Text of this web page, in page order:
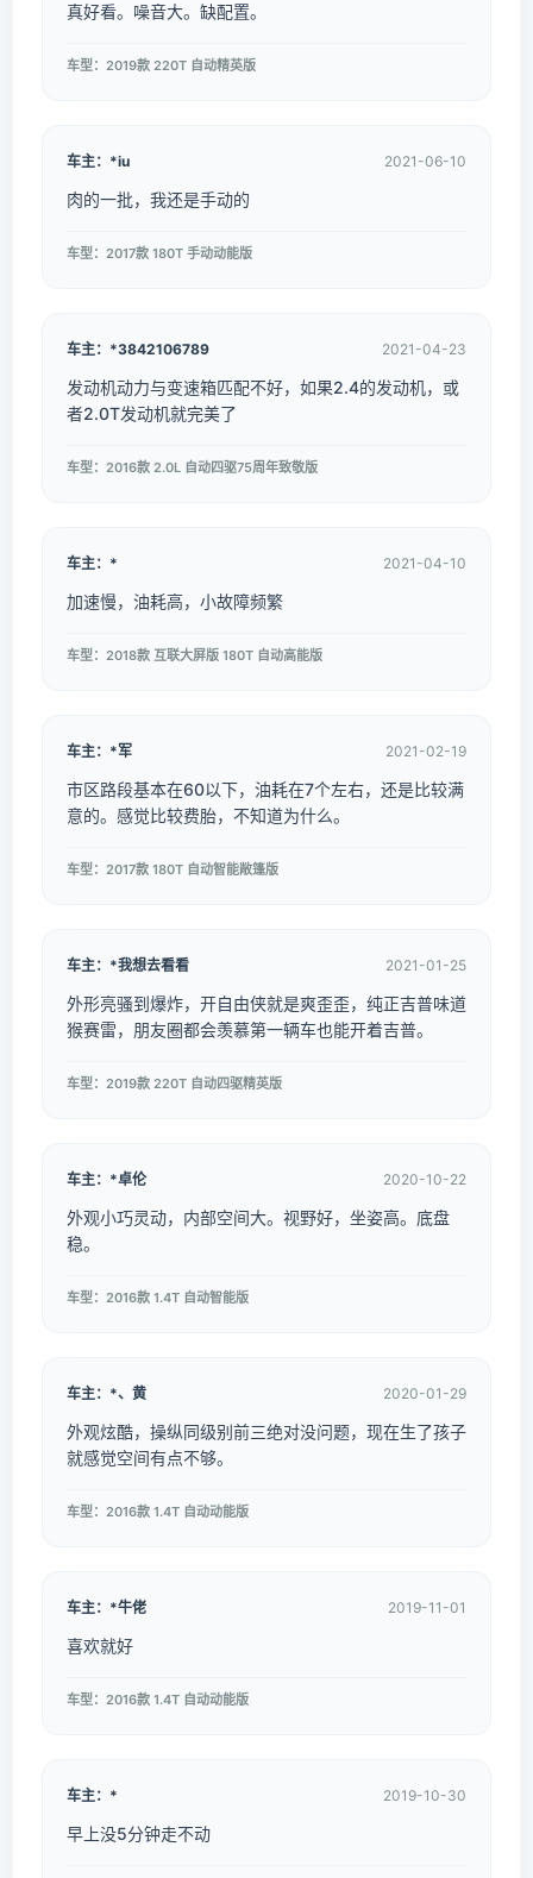
真好看。噪音大。缺配置。
车型：2019款 220T 自动精英版
车主：*iu 2021-06-10
肉的一批，我还是手动的
车型：2017款 180T 手动动能版
车主：*3842106789 2021-04-23
发动机动力与变速箱匹配不好，如果2.4的发动机，或
者2.0T发动机就完美了
车型：2016款 2.0L 自动四驱75周年致敬版
车主：* 2021-04-10
加速慢，油耗高，小故障频繁
车型：2018款 互联大屏版 180T 自动高能版
车主：*军 2021-02-19
市区路段基本在60以下，油耗在7个左右，还是比较满
意的。感觉比较费胎，不知道为什么。
车型：2017款 180T 自动智能敞篷版
车主：*我想去看看 2021-01-25
外形亮骚到爆炸，开自由侠就是爽歪歪，纯正吉普味道
猴赛雷，朋友圈都会羡慕第一辆车也能开着吉普。
车型：2019款 220T 自动四驱精英版
车主：*卓伦 2020-10-22
外观小巧灵动，内部空间大。视野好，坐姿高。底盘
稳。
车型：2016款 1.4T 自动智能版
车主：*、黄 2020-01-29
外观炫酷，操纵同级别前三绝对没问题，现在生了孩子
就感觉空间有点不够。
车型：2016款 1.4T 自动动能版
车主：*牛佬 2019-11-01
喜欢就好
车型：2016款 1.4T 自动动能版
车主：* 2019-10-30
早上没5分钟走不动